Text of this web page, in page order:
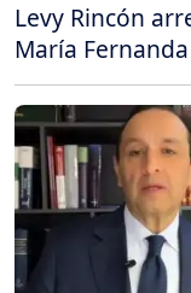
Levy Rincón
María